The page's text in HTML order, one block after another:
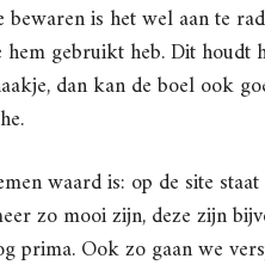
is het wel aan te
gebruikt heb. Dit houdt
dan kan de boel ook
waard is: op de site
zo mooi zijn, deze zijn
prima. Ook zo gaan we